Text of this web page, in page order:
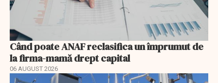
Când poate ANAF reclasifica un împrumut de
la firma-mamă drept capital
06 AUGUST 2026